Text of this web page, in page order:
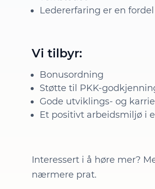
Ledererfaring er en
Vi tilbyr:
Bonusordning
Støtte til PKK-
Gode utviklings- og
Et positivt arbeidsmiljø i
Interessert i å høre mer?
nærmere prat.